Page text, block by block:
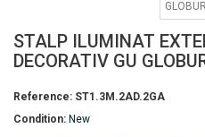
STALP ILUMINAT
DECORATIV GU
Reference: ST1.3M.2AD.2GA
Condition: New